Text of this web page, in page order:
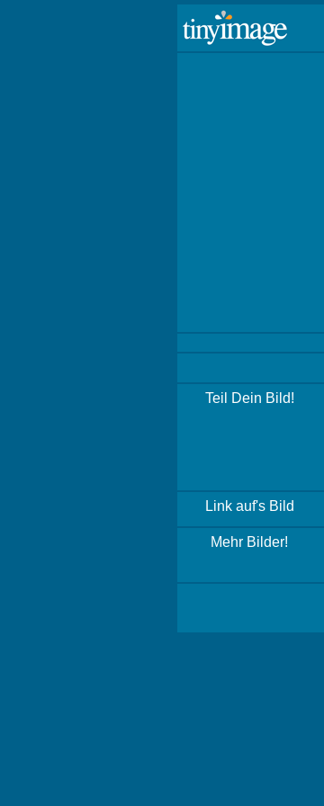
Teil Dein Bild!
Link auf's Bild
Mehr Bilder!